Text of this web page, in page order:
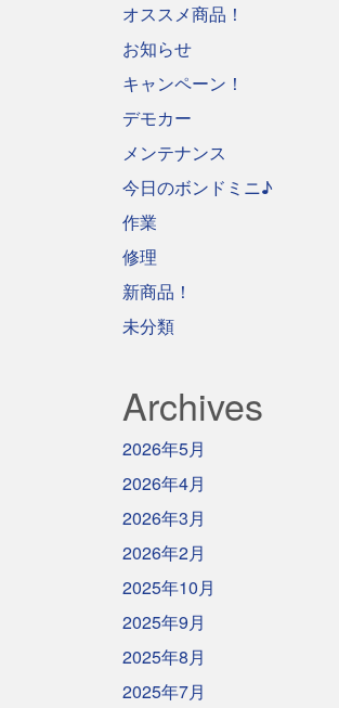
オススメ商品！
お知らせ
キャンペーン！
デモカー
メンテナンス
今日のボンドミニ♪
作業
修理
新商品！
未分類
Archives
2026年5月
2026年4月
2026年3月
2026年2月
2025年10月
2025年9月
2025年8月
2025年7月